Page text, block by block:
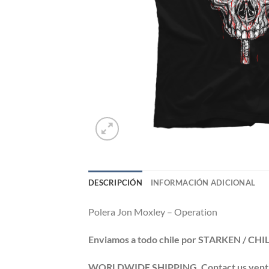
DESCRIPCIÓN INFORMACIÓN ADICIONAL
Polera Jon Moxley – Operation
Enviamos a todo chile por STARKEN /
WORLDWIDE SHIPPING. Contact us